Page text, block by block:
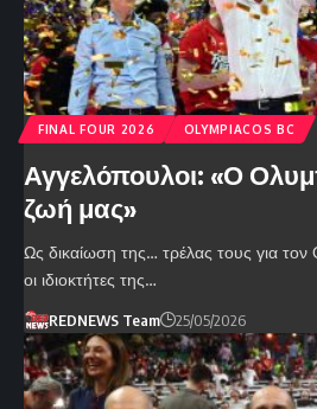
FINAL FOUR 2026 OLYMPIACOS BC
Αγγελόπουλοι: «Ο
ζωή μας»
Ως δικαίωση της… τρέλας τους για
οι ιδιοκτήτες της…
REDNEWS Team 25/05/2026